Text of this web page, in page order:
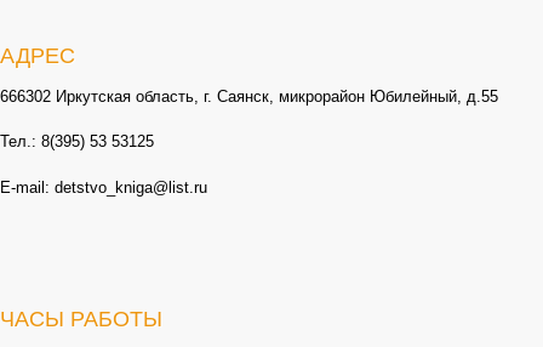
АДРЕС
666302 Иркутская область, г. Саянск, микрорайон Юбилейный, д.55
Тел.: 8(395) 53 53125
E-mail: detstvo_kniga@list.ru
ЧАСЫ РАБОТЫ